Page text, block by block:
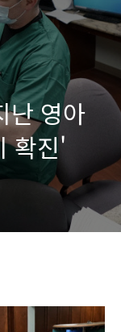
난 영아
확진'